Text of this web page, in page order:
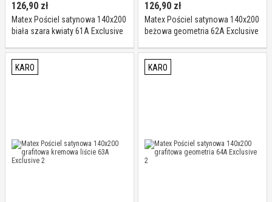
126,90 zł
Matex Pościel satynowa 140x200
biała szara kwiaty 61A Exclusive
126,90 zł
Matex Pościel satynowa 140x200
beżowa geometria 62A Exclusive
KARO KARO